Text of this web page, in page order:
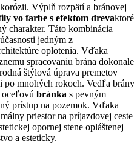
Výplň rozpätí a bránovej
vo farbe s efektom drevaktoré
charakter. Táto kombinácia
jedným z
oplotenia. Vďaka
spracovaniu brána dokonale
štýlová úprava premetov
po mnohých rokoch. Vedľa brány
oceľovú bránka s pevným
prístup na pozemok. Vďaka
priestor na príjazdovej ceste
opornej stene opláštenej
a esteticky.